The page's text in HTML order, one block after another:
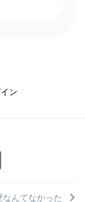
ン
んてなかった